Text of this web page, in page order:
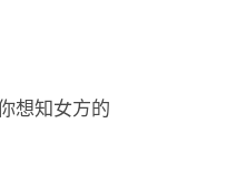
想知女方的